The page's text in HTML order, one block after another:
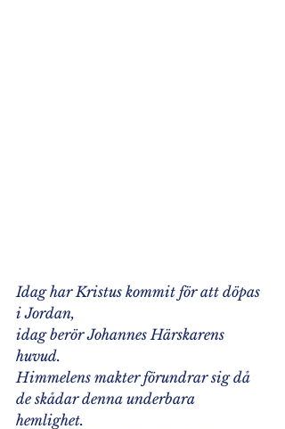
Idag har Kristus kommit för att döpas
i Jordan,
idag berör Johannes Härskarens
huvud.
Himmelens makter förundrar sig då
de skådar denna underbara
hemlighet.